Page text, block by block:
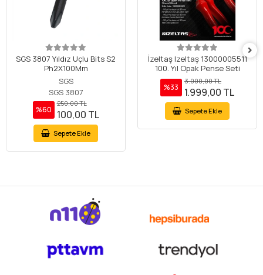
SGS 3807 Yıldız Uçlu Bits S2
Ph2X100Mm
SGS
SGS 3807
%60
250,00 TL
100,00 TL
Sepete Ekle
İzeltaş Izeltaş 13000005511
100. Yıl Opak Pense Seti
%33
3.000,00 TL
1.999,00 TL
Sepete Ekle